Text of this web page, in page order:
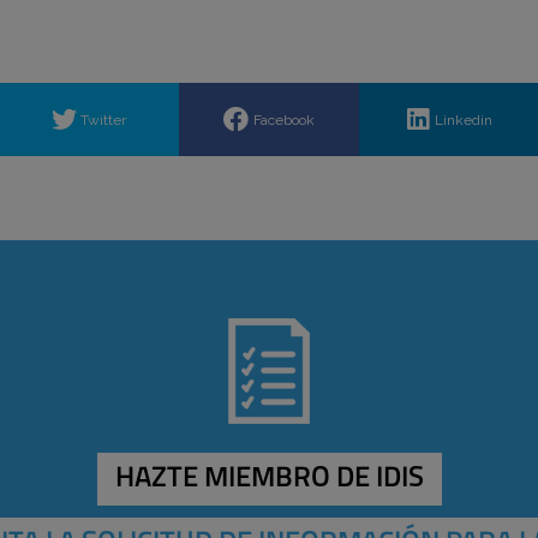
Twitter Facebook Linkedin
HAZTE MIEMBRO DE IDIS